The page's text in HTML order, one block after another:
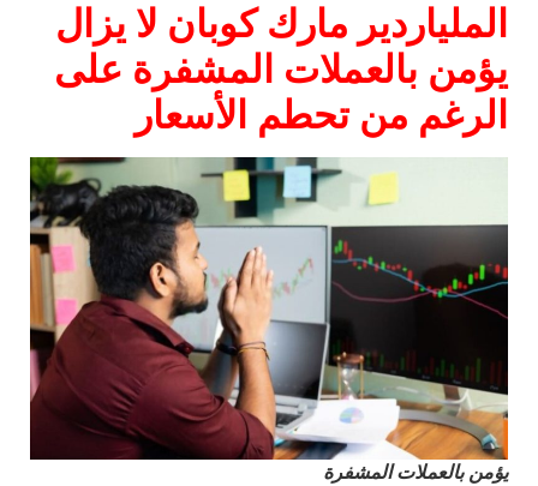
الملياردير مارك كوبان لا يزال
يؤمن بالعملات المشفرة على
الرغم من تحطم الأسعار
يؤمن بالعملات المشفرة